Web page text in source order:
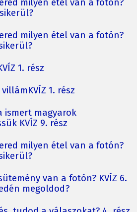
milyen étel van a fotón?
milyen étel van a fotón?
1. rész
1. rész
ismert magyarok
KVÍZ 9. rész
milyen étel van a fotón?
van a fotón? KVÍZ 6.
megoldod?